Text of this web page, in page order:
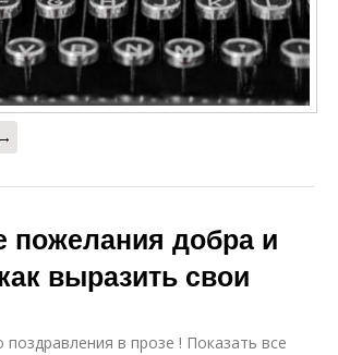
пожелания добра и
выразить свои
в прозе ! Показать все